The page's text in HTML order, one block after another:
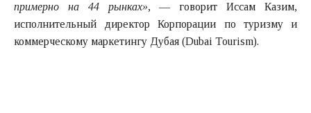
примерно на 44 рынках», — говорит Иссам Казим,
исполнительный директор Корпорации по туризму и
коммерческому маркетингу Дубая (Dubai Tourism).